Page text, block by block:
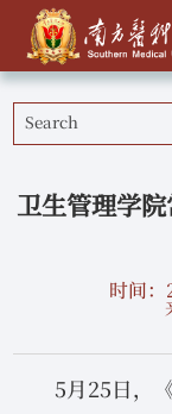
卫生管理学
时间
5月25日，